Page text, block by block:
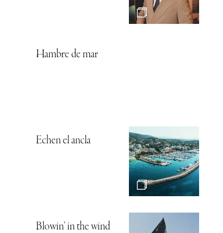
Hambre de mar
Echen el ancla
Blowin’ in the wind